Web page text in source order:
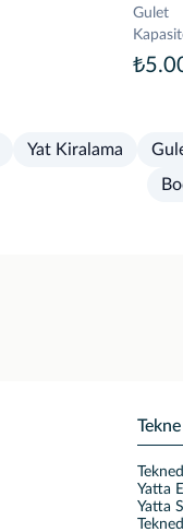
Gulet
Yat Kiralama
Yatta
Yatta